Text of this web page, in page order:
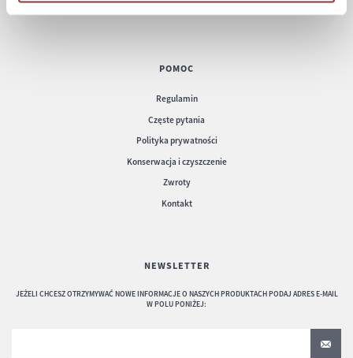
POMOC
Regulamin
Częste pytania
Polityka prywatności
Konserwacja i czyszczenie
Zwroty
Kontakt
NEWSLETTER
JEŻELI CHCESZ OTRZYMYWAĆ NOWE INFORMACJE O NASZYCH PRODUKTACH PODAJ ADRES E-MAIL
W POLU PONIŻEJ: